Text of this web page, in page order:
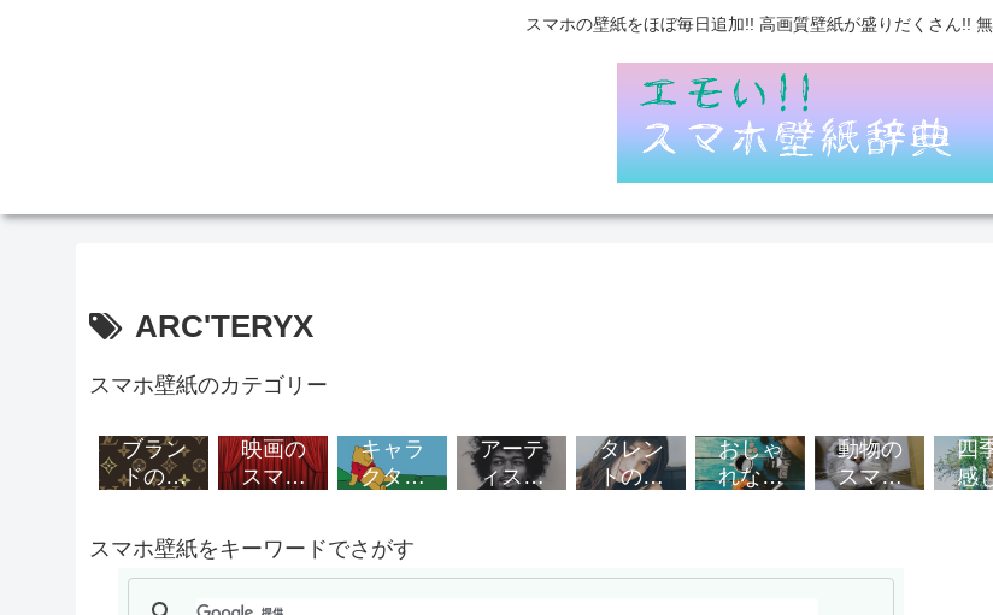
スマホの壁紙をほぼ毎日追加!! 高画質壁紙が盛りだくさん!!
ARC'TERYX
スマホ壁紙のカテゴリー
ブラン
ドのス
映画の
スマホ
キャラ
クター
アーテ
ィスト
タレン
トのス
おしゃ
れなス
動物の
スマホ
四
感
スマホ壁紙をキーワードでさがす